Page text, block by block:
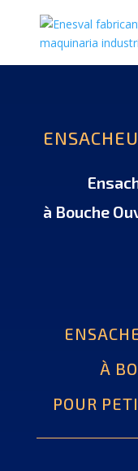
à Bouche
À
POUR